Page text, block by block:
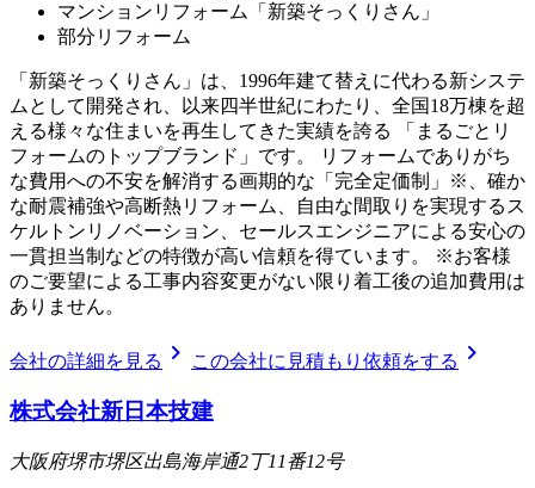
マンションリフォーム「新築そっくりさん」
部分リフォーム
「新築そっくりさん」は、1996年建て替えに代わる新システ
ムとして開発され、以来四半世紀にわたり、全国18万棟を超
える様々な住まいを再生してきた実績を誇る 「まるごとリ
フォームのトップブランド」です。 リフォームでありがち
な費用への不安を解消する画期的な「完全定価制」※、確か
な耐震補強や高断熱リフォーム、自由な間取りを実現するス
ケルトンリノベーション、セールスエンジニアによる安心の
一貫担当制などの特徴が高い信頼を得ています。 ※お客様
のご要望による工事内容変更がない限り着工後の追加費用は
ありません。
会社の詳細を見る chevron_right この会社に見積もり依頼をする chevron_right
株式会社新日本技建
大阪府堺市堺区出島海岸通2丁11番12号